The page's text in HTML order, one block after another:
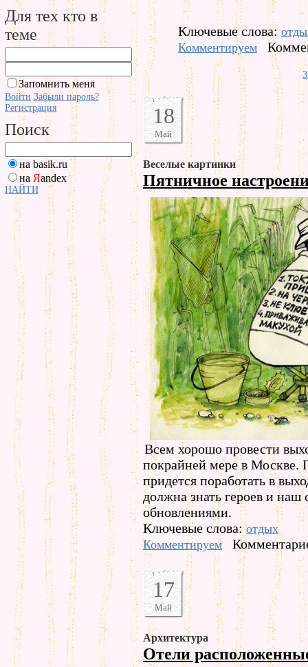
Для тех кто в
теме
Запомнить меня
Войти Забыли пароль?
Регистрация
Поиск
на basik.ru
на Яandex
НАЙТИ
Ключевые слова:
Комментируем
18
Май
Веселые картинки
Пятничное
Всем хорошо провести
покрайней мере в Москве.
придется поработать в
должна знать героев и наш
обновлениями.
Ключевые слова:отдых
Комментируем
17
Май
Архитектура
Отели